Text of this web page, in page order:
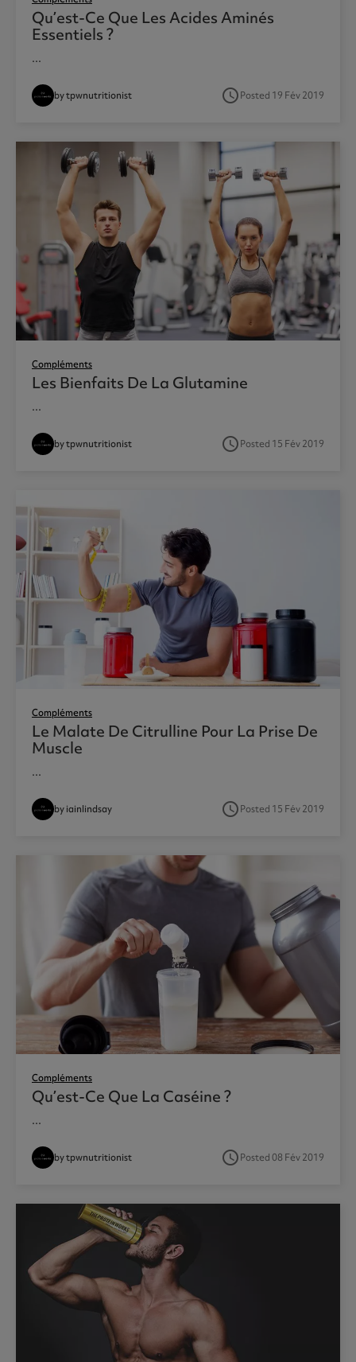
Qu’est-Ce Que Les Acides Aminés
Essentiels ?
...
by tpwnutritionist access_timePosted 19 Fév 2019
Compléments
Les Bienfaits De La Glutamine
...
by tpwnutritionist access_timePosted 15 Fév 2019
Compléments
Le Malate De Citrulline Pour La Prise De
Muscle
...
by iainlindsay access_timePosted 15 Fév 2019
Compléments
Qu’est-Ce Que La Caséine ?
...
by tpwnutritionist access_timePosted 08 Fév 2019